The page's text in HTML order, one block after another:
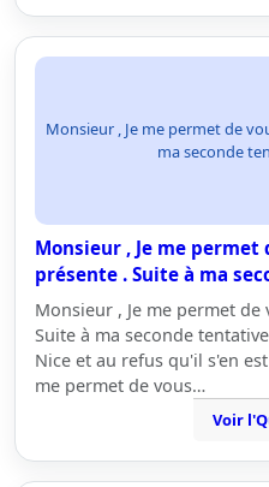
Monsieur , Je me permet de
ma seconde
Monsieur , Je me
présente . Suite à ma
Monsieur , Je me permet
Suite à ma seconde
Nice et au refus qu'il s'en
me permet de vous…
Voir